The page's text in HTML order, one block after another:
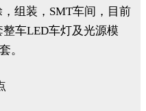
组装，SMT车间，目前
车LED车灯及光源模
。